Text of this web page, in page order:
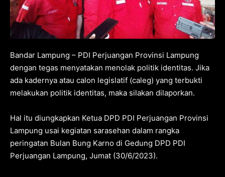
Bandar Lampung – PDI Perjuangan Provinsi Lampung
dengan tegas menyatakan menolak politik identitas. Jika
ada kadernya atau calon legislatif (caleg) yang terbukti
melakukan politik identitas, maka silakan dilaporkan.
Hal itu diungkapkan Ketua DPD PDI Perjuangan Provinsi
Lampung usai kegiatan sarasehan dalam rangka
peringatan Bulan Bung Karno di Gedung DPD PDI
Perjuangan Lampung, Jumat (30/6/2023).